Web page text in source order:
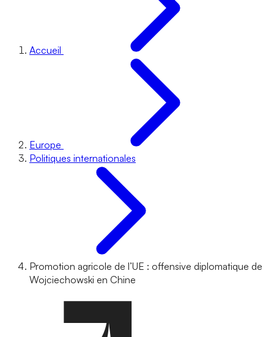
Accueil
Europe
Politiques internationales
Promotion agricole de l’UE : offensive diplomatique de
Wojciechowski en Chine